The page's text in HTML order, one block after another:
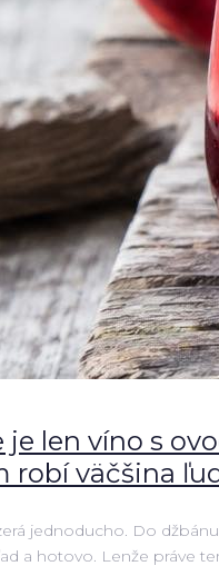
je len víno s
robí väčšina
jednoducho. Do
a hotovo. Lenže práve